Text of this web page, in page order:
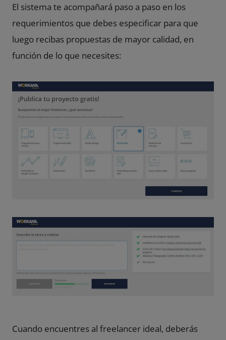
El sistema te acompañará paso a paso en los
requerimientos que debes especificar para que
luego recibas propuestas de mayor calidad, en
función de lo que necesites:
Cuando encuentres al freelancer ideal, deberás